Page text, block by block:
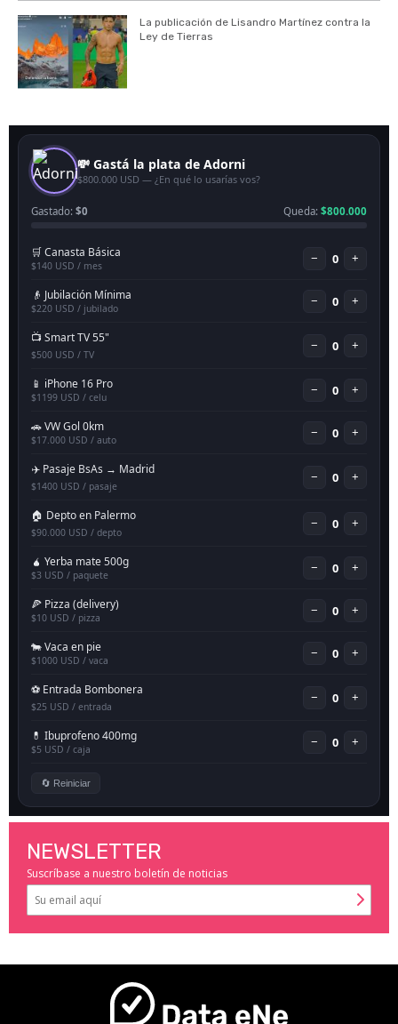
La publicación de Lisandro Martínez contra la
Ley de Tierras
NEWSLETTER
Suscríbase a nuestro boletín de noticias